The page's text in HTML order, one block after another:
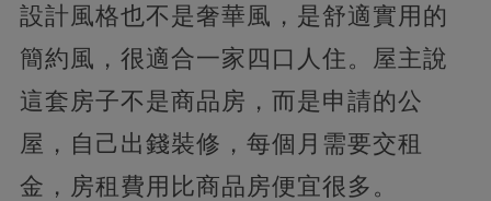
設計風格也不是奢華風，是舒適實用的
簡約風，很適合一家四口人住。屋主說
這套房子不是商品房，而是申請的公
屋，自己出錢裝修，每個月需要交租
金，房租費用比商品房便宜很多。